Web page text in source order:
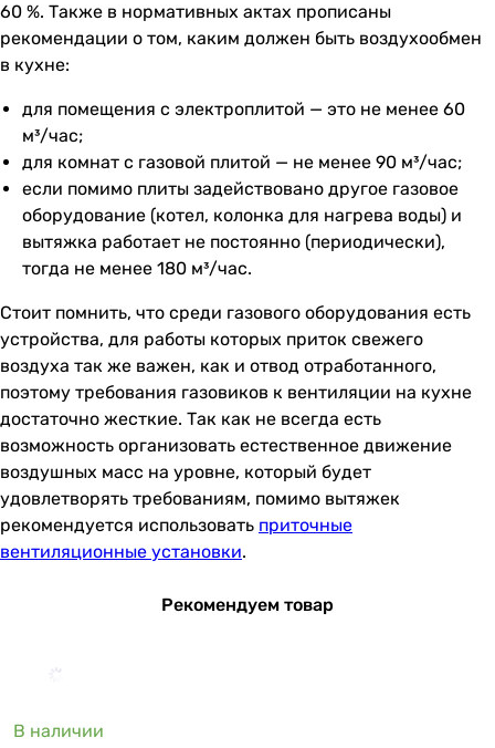
60 %. Также в нормативных актах прописаны
рекомендации о том, каким должен быть воздухообмен
в кухне:
для помещения с электроплитой — это не менее 60
м³/час;
для комнат с газовой плитой — не менее 90 м³/час;
если помимо плиты задействовано другое газовое
оборудование (котел, колонка для нагрева воды) и
вытяжка работает не постоянно (периодически),
тогда не менее 180 м³/час.
Стоит помнить, что среди газового оборудования есть
устройства, для работы которых приток свежего
воздуха так же важен, как и отвод отработанного,
поэтому требования газовиков к вентиляции на кухне
достаточно жесткие. Так как не всегда есть
возможность организовать естественное движение
воздушных масс на уровне, который будет
удовлетворять требованиям, помимо вытяжек
рекомендуется использовать приточные
вентиляционные установки.
Рекомендуем товар
В наличии